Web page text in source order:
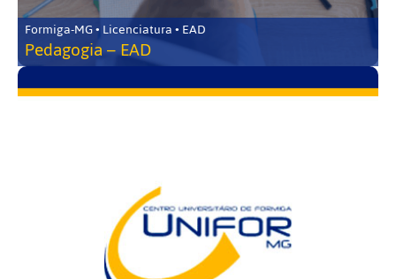
Formiga-MG • Licenciatura • EAD
Pedagogia – EAD